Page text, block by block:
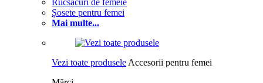
Rucsacuri de femeie
Șosete pentru femei
Mai multe...
Vezi toate produsele Accesorii pentru femei